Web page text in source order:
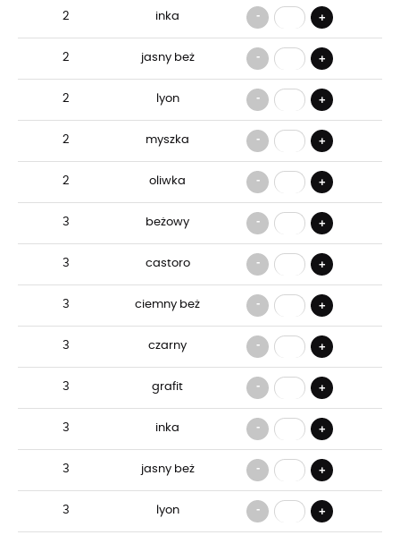
2 inka - +
2 jasny beż - +
2 lyon - +
2 myszka - +
2 oliwka - +
3 beżowy - +
3 castoro - +
3 ciemny beż - +
3 czarny - +
3 grafit - +
3 inka - +
3 jasny beż - +
3 lyon - +